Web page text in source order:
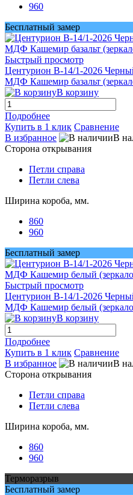
960
Бесплатный замер
Быстрый просмотр
Центурион В-14/1-2026
МДФ Кашемир базальт
В корзину
Подробнее
Купить в 1 клик Сравнение
В избранное
В
Сторона открывания
Петли справа
Петли слева
Ширина короба, мм.
860
960
Бесплатный замер
Быстрый просмотр
Центурион В-14/1-2026
МДФ Кашемир белый
В корзину
Подробнее
Купить в 1 клик Сравнение
В избранное
В
Сторона открывания
Петли справа
Петли слева
Ширина короба, мм.
860
960
Терморазрыв
Бесплатный замер